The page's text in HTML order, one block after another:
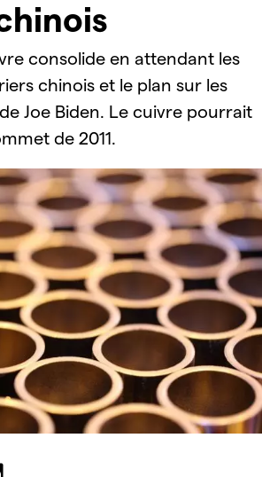
consolide en attendant les
chinois et le plan sur les
Joe Biden. Le cuivre pourrait
de 2011.